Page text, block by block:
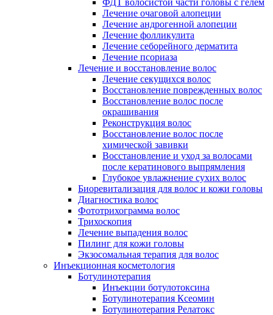
ФДТ волосистой части головы с гелем
Лечение очаговой алопеции
Лечение андрогенной алопеции
Лечение фолликулита
Лечение себорейного дерматита
Лечение псориаза
Лечение и восстановление волос
Лечение секущихся волос
Восстановление поврежденных волос
Восстановление волос после
окрашивания
Реконструкция волос
Восстановление волос после
химической завивки
Восстановление и уход за волосами
после кератинового выпрямления
Глубокое увлажнение сухих волос
Биоревитализация для волос и кожи головы
Диагностика волос
Фототрихограмма волос
Трихоскопия
Лечение выпадения волос
Пилинг для кожи головы
Экзосомальная терапия для волос
Инъекционная косметология
Ботулинотерапия
Инъекции ботулотоксина
Ботулинотерапия Ксеомин
Ботулинотерапия Релатокс